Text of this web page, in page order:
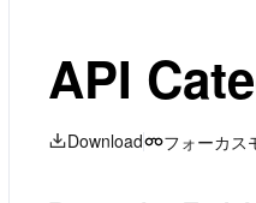
API
Download フォーカス